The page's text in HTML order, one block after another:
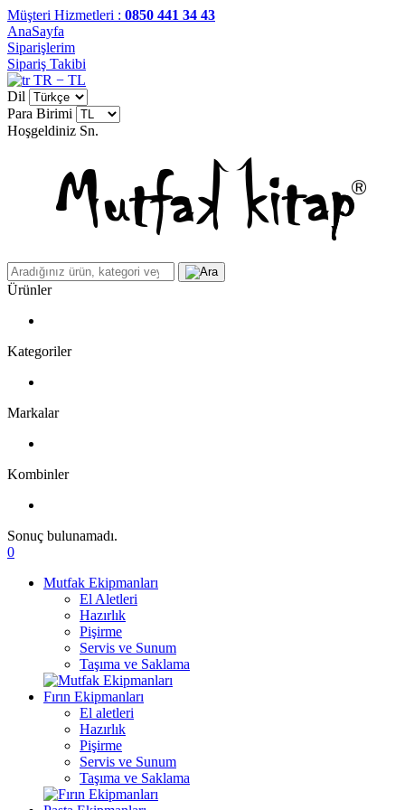
Müşteri Hizmetleri : 0850 441 34 43
AnaSayfa
Siparişlerim
Sipariş Takibi
TR − TL
Dil
Para Birimi
Hoşgeldiniz Sn.
Ürünler
Kategoriler
Markalar
Kombinler
Sonuç bulunamadı.
0
Mutfak Ekipmanları
El Aletleri
Hazırlık
Pişirme
Servis ve Sunum
Taşıma ve Saklama
Fırın Ekipmanları
El aletleri
Hazırlık
Pişirme
Servis ve Sunum
Taşıma ve Saklama